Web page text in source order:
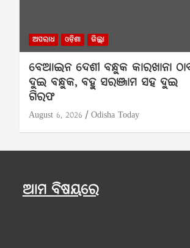
ଅପରାଧ ଓଡ଼ିଶା ଜିଲ୍ଲା
ବେଆଇନ ଦେଶୀ ବନ୍ଧୁକ କାରଖାନା
ଦୁଇ ବନ୍ଧୁକ, ବହୁ ସରଞ୍ଜାମ ସହ ଦୁଇ
ଗିରଫ
August 6, 2026 Odisha Today
ଆମ ବିଷୟରେ